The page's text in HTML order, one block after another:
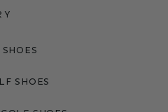
SHOES